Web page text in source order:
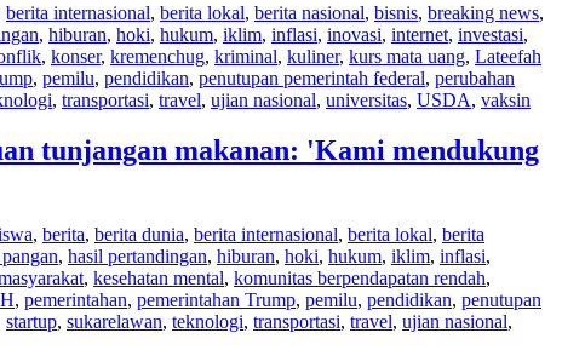
berita internasional, berita lokal, berita nasional, bisnis, breaking news,
, hiburan, hoki, hukum, iklim, inflasi, inovasi, internet, investasi,
, konser, kremenchug, kriminal, kuliner, kurs mata uang, Lateefah
, pemilu, pendidikan, penutupan pemerintah federal, perubahan
, transportasi, travel, ujian nasional, universitas, USDA, vaksin
tunjangan makanan: 'Kami mendukung
, berita, berita dunia, berita internasional, berita lokal, berita
, hasil pertandingan, hiburan, hoki, hukum, iklim, inflasi,
, kesehatan mental, komunitas berpendapatan rendah,
, pemerintahan, pemerintahan Trump, pemilu, pendidikan, penutupan
startup, sukarelawan, teknologi, transportasi, travel, ujian nasional,